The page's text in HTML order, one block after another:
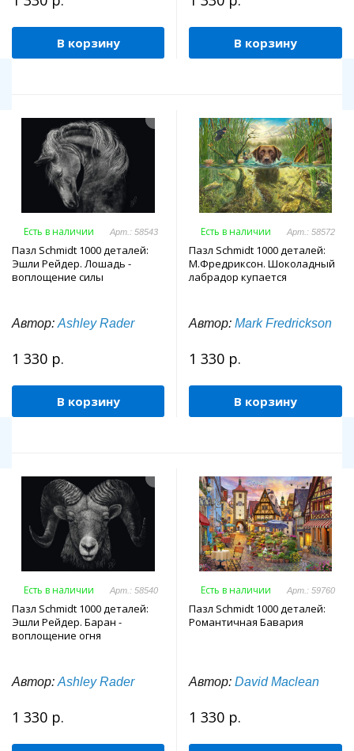
В корзину В корзину
Есть в наличии Арт.: 58543
Пазл Schmidt 1000 деталей:
Эшли Рейдер. Лошадь -
воплощение силы
Автор: Ashley Rader
1 330 р.
В корзину
Есть в наличии Арт.: 58572
Пазл Schmidt 1000 деталей:
М.Фредриксон. Шоколадный
лабрадор купается
Автор: Mark Fredrickson
1 330 р.
В корзину
Есть в наличии Арт.: 58540
Пазл Schmidt 1000 деталей:
Эшли Рейдер. Баран -
воплощение огня
Автор: Ashley Rader
1 330 р.
Есть в наличии Арт.: 59760
Пазл Schmidt 1000 деталей:
Романтичная Бавария
Автор: David Maclean
1 330 р.